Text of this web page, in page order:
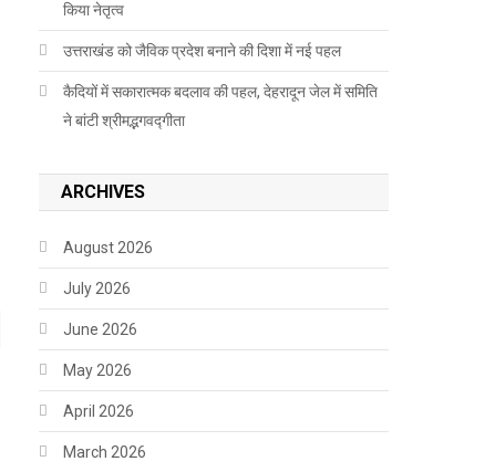
किया नेतृत्व
उत्तराखंड को जैविक प्रदेश बनाने की दिशा में नई पहल
कैदियों में सकारात्मक बदलाव की पहल, देहरादून जेल में समिति
ने बांटी श्रीमद्भगवद्गीता
ARCHIVES
August 2026
July 2026
June 2026
May 2026
April 2026
March 2026